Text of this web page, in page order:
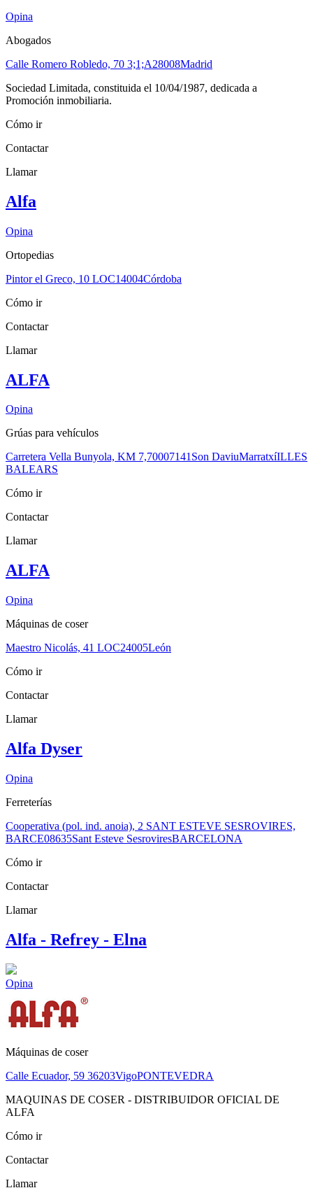
Opina
Abogados
Calle Romero Robledo, 70 3;1;A28008Madrid
Sociedad Limitada, constituida el 10/04/1987, dedicada a
Promoción inmobiliaria.
Cómo ir
Contactar
Llamar
Alfa
Opina
Ortopedias
Pintor el Greco, 10 LOC14004Córdoba
Cómo ir
Contactar
Llamar
ALFA
Opina
Grúas para vehículos
Carretera Vella Bunyola, KM 7,70007141Son DaviuMarratxíILLES
BALEARS
Cómo ir
Contactar
Llamar
ALFA
Opina
Máquinas de coser
Maestro Nicolás, 41 LOC24005León
Cómo ir
Contactar
Llamar
Alfa Dyser
Opina
Ferreterías
Cooperativa (pol. ind. anoia), 2 SANT ESTEVE SESROVIRES,
BARCE08635Sant Esteve SesroviresBARCELONA
Cómo ir
Contactar
Llamar
Alfa - Refrey - Elna
Opina
Máquinas de coser
Calle Ecuador, 59 36203VigoPONTEVEDRA
MAQUINAS DE COSER - DISTRIBUIDOR OFICIAL DE
ALFA
Cómo ir
Contactar
Llamar